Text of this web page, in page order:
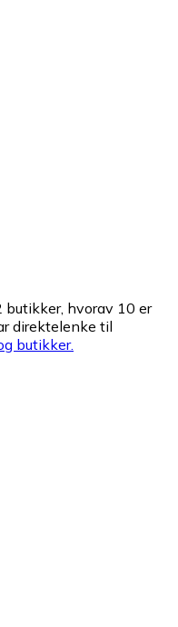
hvorav 10 er
direktelenke til
butikker.